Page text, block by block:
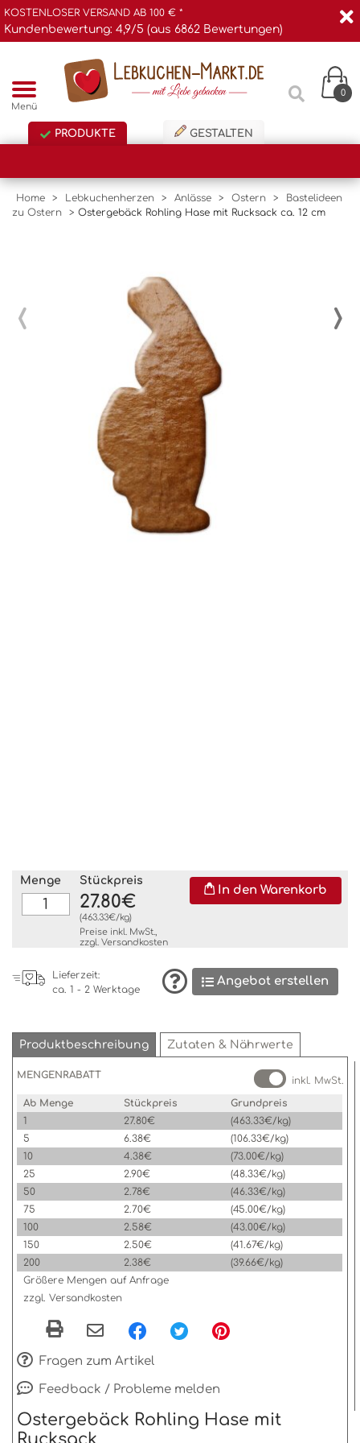
KOSTENLOSER VERSAND AB 100 € *
Kundenbewertung: 4,9/5 (aus 6862 Bewertungen)
Menü
0
PRODUKTE GESTALTEN
Home > Lebkuchenherzen > Anlässe > Ostern >
Bastelideen
zu Ostern
> Ostergebäck Rohling Hase mit Rucksack ca. 12 cm
‹ ›
Menge Stückpreis
27.80€
(463.33€/kg)
Preise inkl. MwSt.,
zzgl. Versandkosten
In den Warenkorb
Lieferzeit:
ca. 1 - 2 Werktage
Angebot erstellen
Produktbeschreibung Zutaten & Nährwerte
MENGENRABATT
inkl. MwSt.
Ab Menge
Stückpreis
Grundpreis
1
27.80€
(463.33€/kg)
5
6.38€
(106.33€/kg)
10
4.38€
(73.00€/kg)
25
2.90€
(48.33€/kg)
50
2.78€
(46.33€/kg)
75
2.70€
(45.00€/kg)
100
2.58€
(43.00€/kg)
150
2.50€
(41.67€/kg)
200
2.38€
(39.66€/kg)
Größere Mengen auf Anfrage
zzgl. Versandkosten
Fragen zum Artikel
Feedback / Probleme melden
Ostergebäck Rohling Hase mit